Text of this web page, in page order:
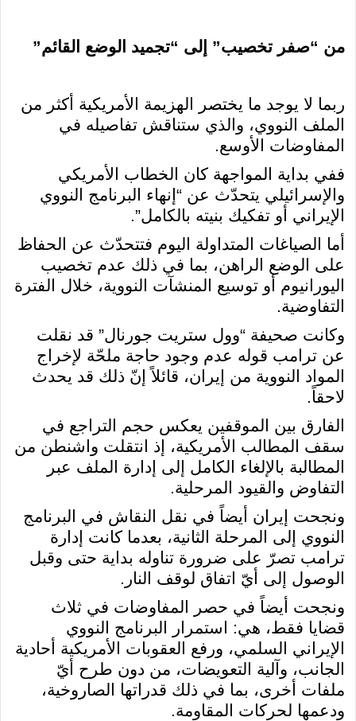
من “صفر تخصيب” إلى “تجميد الوضع القائم”
ربما لا يوجد ما يختصر الهزيمة الأمريكية أكثر من
الملف النووي، والذي ستناقش تفاصيله في
المفاوضات الأوسع.
ففي بداية المواجهة كان الخطاب الأمريكي
والإسرائيلي يتحدّث عن “إنهاء البرنامج النووي
الإيراني أو تفكيك بنيته بالكامل”.
أما الصياغات المتداولة اليوم فتتحدّث عن الحفاظ
على الوضع الراهن، بما في ذلك عدم تخصيب
اليورانيوم أو توسيع المنشآت النووية، خلال الفترة
التفاوضية.
وكانت صحيفة “وول ستريت جورنال” قد نقلت
عن ترامب قوله عدم وجود حاجة ملحّة لإخراج
المواد النووية من إيران، قائلاً إنّ ذلك قد يحدث
لاحقاً.
الفارق بين الموقفين يعكس حجم التراجع في
سقف المطالب الأمريكية، إذ انتقلت واشنطن من
المطالبة بالإلغاء الكامل إلى إدارة الملف عبر
التفاوض والقيود المرحلية.
ونجحت إيران أيضاً في نقل النقاش في البرنامج
النووي إلى المرحلة الثانية، بعدما كانت إدارة
ترامب تصرّ على ضرورة تناوله بداية حتى وقبل
الوصول إلى أيّ اتفاق لوقف النار.
ونجحت أيضاً في حصر المفاوضات في ثلاث
قضايا فقط، هي: استمرار البرنامج النووي
الإيراني السلمي، ورفع العقوبات الأمريكية أحادية
الجانب، وآلية التعويضات، من دون طرح أيّ
ملفات أخرى، بما في ذلك قدراتها الصاروخية،
ودعمها لحركات المقاومة.